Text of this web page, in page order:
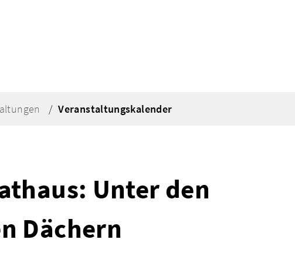
Veranstaltungskalender
Unter den
Dächern